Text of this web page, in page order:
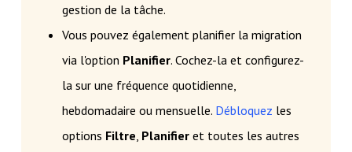
gestion de la tâche.
Vous pouvez également planifier la migration
via l'option Planifier. Cochez-la et configurez-
la sur une fréquence quotidienne,
hebdomadaire ou mensuelle. Débloquez les
options Filtre, Planifieret toutes les autres